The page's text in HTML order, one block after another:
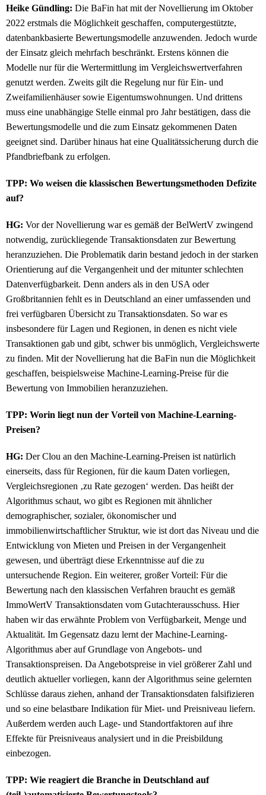
Heike Gündling: Die BaFin hat mit der Novellierung im Oktober
2022 erstmals die Möglichkeit geschaffen, computergestützte,
datenbankbasierte Bewertungsmodelle anzuwenden. Jedoch wurde
der Einsatz gleich mehrfach beschränkt. Erstens können die
Modelle nur für die Wertermittlung im Vergleichswertverfahren
genutzt werden. Zweits gilt die Regelung nur für Ein- und
Zweifamilienhäuser sowie Eigentumswohnungen. Und drittens
muss eine unabhängige Stelle einmal pro Jahr bestätigen, dass die
Bewertungsmodelle und die zum Einsatz gekommenen Daten
geeignet sind. Darüber hinaus hat eine Qualitätssicherung durch die
Pfandbriefbank zu erfolgen.
TPP: Wo weisen die klassischen Bewertungsmethoden Defizite
auf?
HG: Vor der Novellierung war es gemäß der BelWertV zwingend
notwendig, zurückliegende Transaktionsdaten zur Bewertung
heranzuziehen. Die Problematik darin bestand jedoch in der starken
Orientierung auf die Vergangenheit und der mitunter schlechten
Datenverfügbarkeit. Denn anders als in den USA oder
Großbritannien fehlt es in Deutschland an einer umfassenden und
frei verfügbaren Übersicht zu Transaktionsdaten. So war es
insbesondere für Lagen und Regionen, in denen es nicht viele
Transaktionen gab und gibt, schwer bis unmöglich, Vergleichswerte
zu finden. Mit der Novellierung hat die BaFin nun die Möglichkeit
geschaffen, beispielsweise Machine-Learning-Preise für die
Bewertung von Immobilien heranzuziehen.
TPP: Worin liegt nun der Vorteil von Machine-Learning-
Preisen?
HG: Der Clou an den Machine-Learning-Preisen ist natürlich
einerseits, dass für Regionen, für die kaum Daten vorliegen,
Vergleichsregionen ‚zu Rate gezogen‘ werden. Das heißt der
Algorithmus schaut, wo gibt es Regionen mit ähnlicher
demographischer, sozialer, ökonomischer und
immobilienwirtschaftlicher Struktur, wie ist dort das Niveau und die
Entwicklung von Mieten und Preisen in der Vergangenheit
gewesen, und überträgt diese Erkenntnisse auf die zu
untersuchende Region. Ein weiterer, großer Vorteil: Für die
Bewertung nach den klassischen Verfahren braucht es gemäß
ImmoWertV Transaktionsdaten vom Gutachterausschuss. Hier
haben wir das erwähnte Problem von Verfügbarkeit, Menge und
Aktualität. Im Gegensatz dazu lernt der Machine-Learning-
Algorithmus aber auf Grundlage von Angebots- und
Transaktionspreisen. Da Angebotspreise in viel größerer Zahl und
deutlich aktueller vorliegen, kann der Algorithmus seine gelernten
Schlüsse daraus ziehen, anhand der Transaktionsdaten falsifizieren
und so eine belastbare Indikation für Miet- und Preisniveau liefern.
Außerdem werden auch Lage- und Standortfaktoren auf ihre
Effekte für Preisniveaus analysiert und in die Preisbildung
einbezogen.
TPP: Wie reagiert die Branche in Deutschland auf